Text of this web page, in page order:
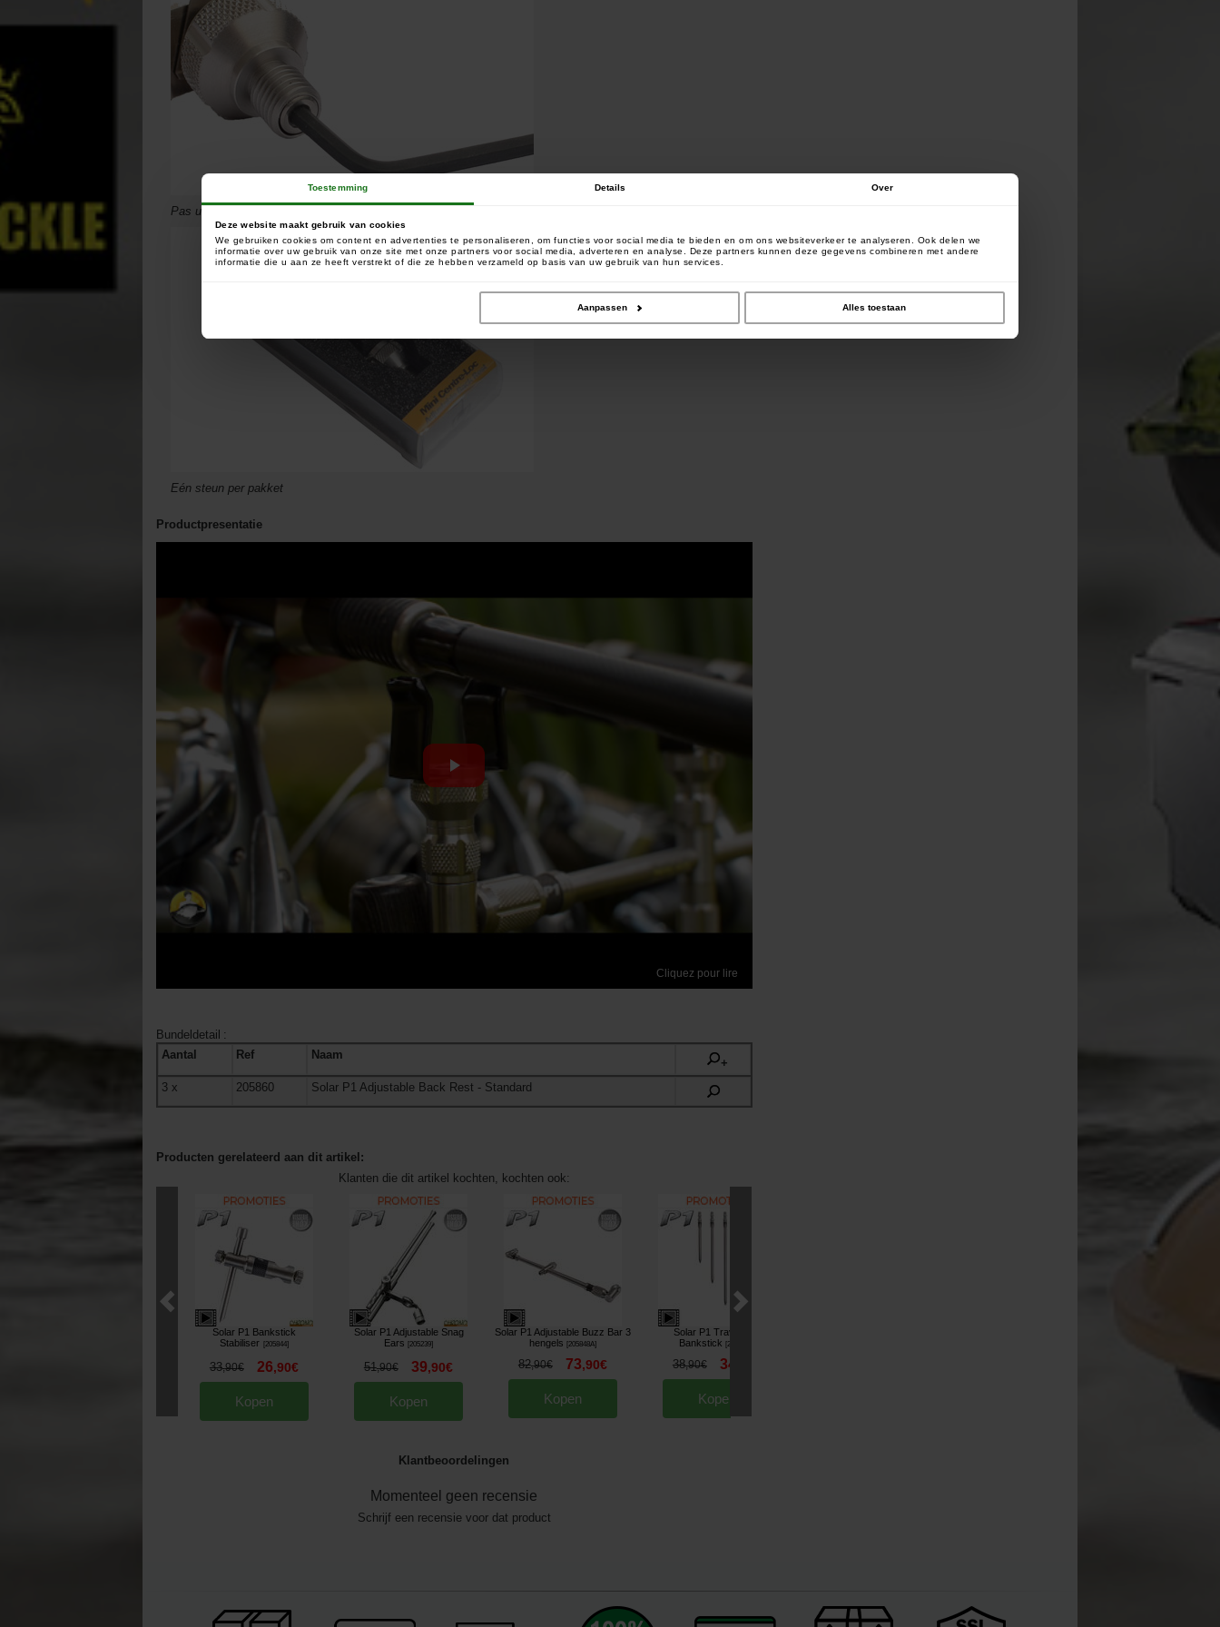
Toestemming Details Over
Deze website maakt gebruik van cookies
We gebruiken cookies om content en advertenties te personaliseren, om functies voor social media te bieden en om ons websiteverkeer te analyseren. Ook delen we
informatie over uw gebruik van onze site met onze partners voor social media, adverteren en analyse. Deze partners kunnen deze gegevens combineren met andere
informatie die u aan ze heeft verstrekt of die ze hebben verzameld op basis van uw gebruik van hun services.
Aanpassen Alles toestaan
Pas uw steunen aan aan elke hengelbreedte
Eén steun per pakket
Productpresentatie
Cliquez pour lire
Bundeldetail :
Aantal
Ref Naam
+
3 x 205860 Solar P1 Adjustable Back Rest - Standard
Producten gerelateerd aan dit artikel:
Klanten die dit artikel kochten, kochten ook:
Solar P1 Bankstick
Stabiliser
205844]
33,90€ 26,90€
Kopen
Solar P1 Adjustable Snag
Ears
[205239]
51,90€ 39,90€
Kopen
Solar P1 Adjustable Buzz Bar 3
hengels
[205848A]
82,90€ 73,90€
Kopen
Solar P1 Travel-Lite
Bankstick
[205851A
38,90€ 34
Kopen
Klantbeoordelingen
Momenteel geen recensie
Schrijf een recensie voor dat product